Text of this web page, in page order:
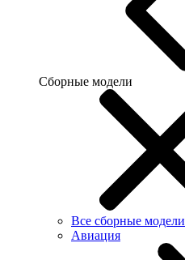
Сборные модели
Все сборные модели
Авиация